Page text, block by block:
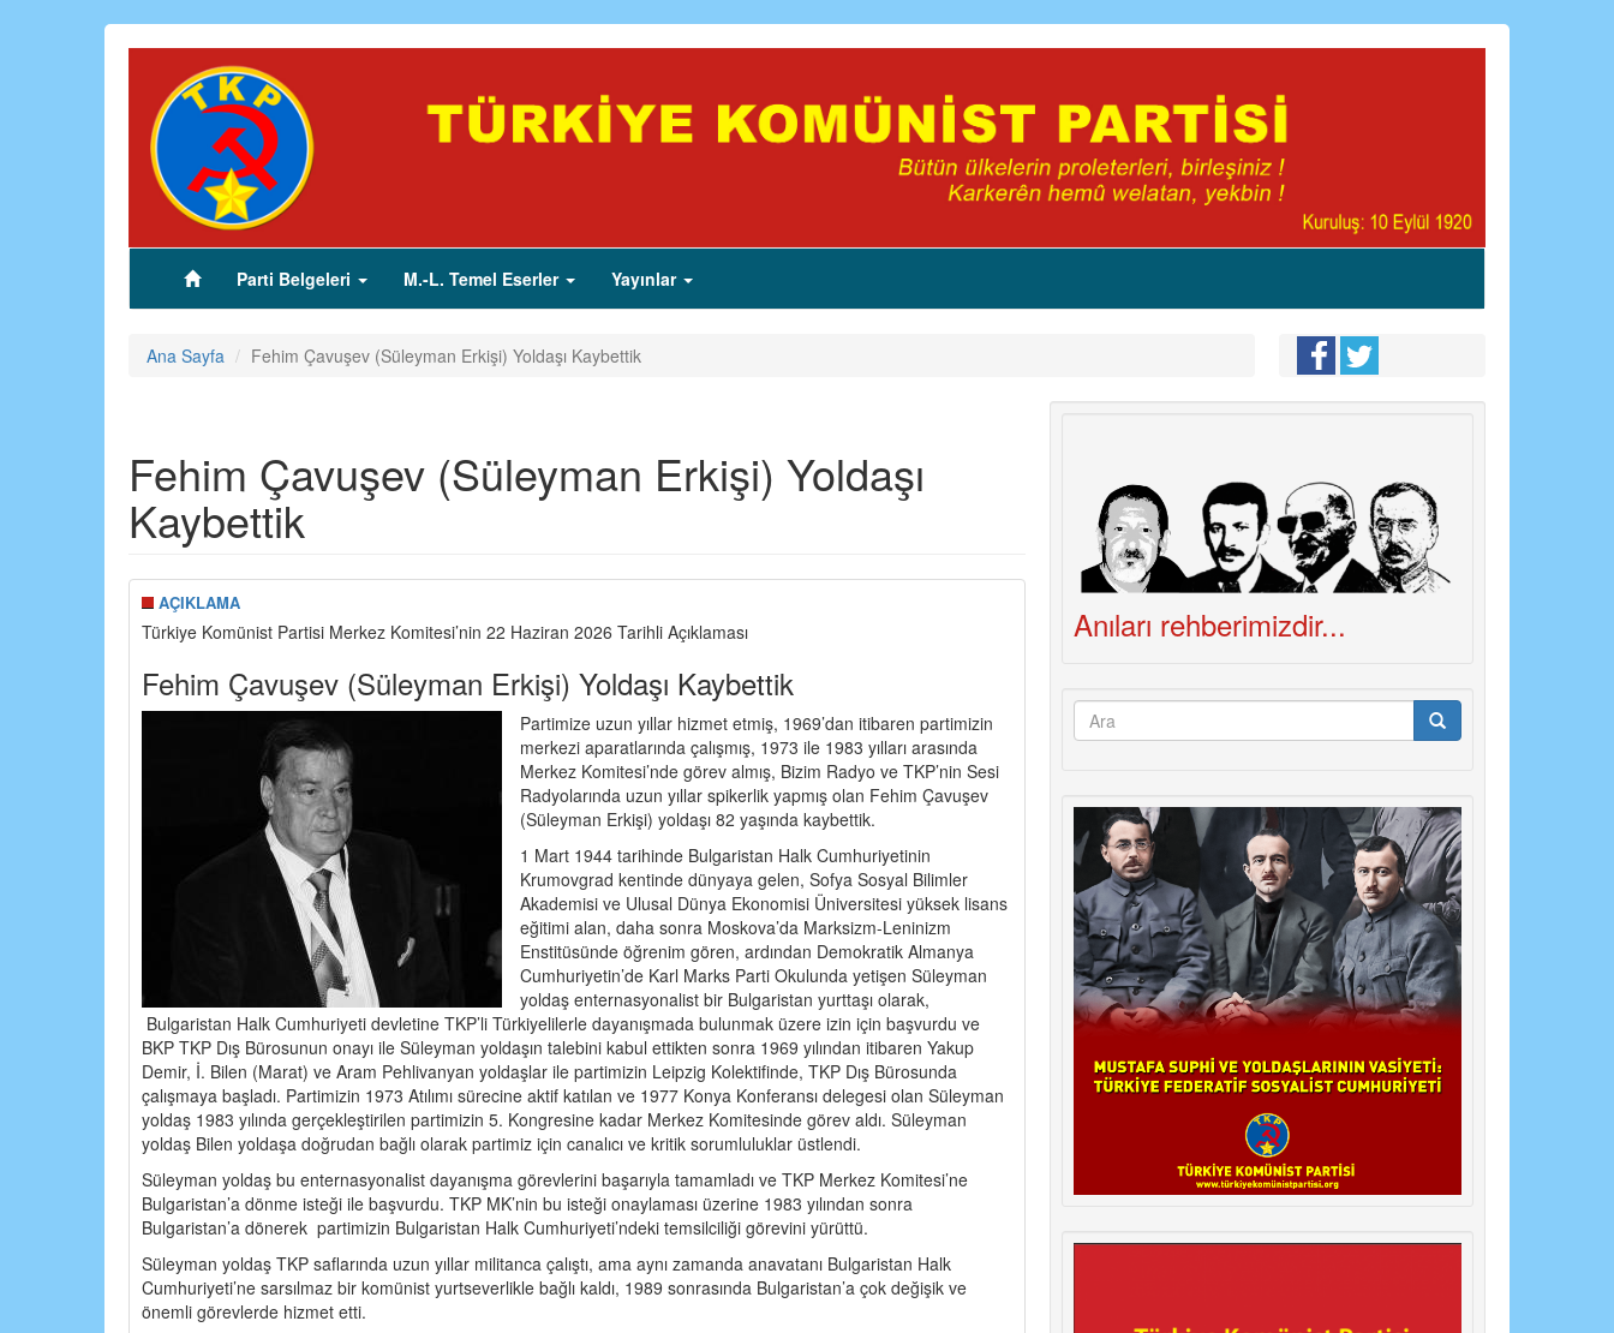
(current)Parti Belgeleri M.-L. Temel Eserler Yayınlar
Ana Sayfa Fehim Çavuşev (Süleyman Erkişi) Yoldaşı Kaybettik
Fehim Çavuşev (Süleyman Erkişi) Yoldaşı
Kaybettik
AÇIKLAMA
Türkiye Komünist Partisi Merkez Komitesi’nin 22 Haziran 2026 Tarihli Açıklaması
Fehim Çavuşev (Süleyman Erkişi) Yoldaşı Kaybettik
Partimize uzun yıllar hizmet etmiş, 1969’dan itibaren partimizin
merkezi aparatlarında çalışmış, 1973 ile 1983 yılları arasında
Merkez Komitesi’nde görev almış, Bizim Radyo ve TKP’nin Sesi
Radyolarında uzun yıllar spikerlik yapmış olan Fehim Çavuşev
(Süleyman Erkişi) yoldaşı 82 yaşında kaybettik.
1 Mart 1944 tarihinde Bulgaristan Halk Cumhuriyetinin
Krumovgrad kentinde dünyaya gelen, Sofya Sosyal Bilimler
Akademisi ve Ulusal Dünya Ekonomisi Üniversitesi yüksek lisans
eğitimi alan, daha sonra Moskova’da Marksizm-Leninizm
Enstitüsünde öğrenim gören, ardından Demokratik Almanya
Cumhuriyetin’de Karl Marks Parti Okulunda yetişen Süleyman
yoldaş enternasyonalist bir Bulgaristan yurttaşı olarak,
Bulgaristan Halk Cumhuriyeti devletine TKP’li Türkiyelilerle dayanışmada bulunmak üzere izin için başvurdu ve
BKP TKP Dış Bürosunun onayı ile Süleyman yoldaşın talebini kabul ettikten sonra 1969 yılından itibaren Yakup
Demir, İ. Bilen (Marat) ve Aram Pehlivanyan yoldaşlar ile partimizin Leipzig Kolektifinde, TKP Dış Bürosunda
çalışmaya başladı. Partimizin 1973 Atılımı sürecine aktif katılan ve 1977 Konya Konferansı delegesi olan Süleyman
yoldaş 1983 yılında gerçekleştirilen partimizin 5. Kongresine kadar Merkez Komitesinde görev aldı. Süleyman
yoldaş Bilen yoldaşa doğrudan bağlı olarak partimiz için canalıcı ve kritik sorumluluklar üstlendi.
Süleyman yoldaş bu enternasyonalist dayanışma görevlerini başarıyla tamamladı ve TKP Merkez Komitesi’ne
Bulgaristan’a dönme isteği ile başvurdu. TKP MK’nin bu isteği onaylaması üzerine 1983 yılından sonra
Bulgaristan’a dönerek partimizin Bulgaristan Halk Cumhuriyeti’ndeki temsilciliği görevini yürüttü.
Süleyman yoldaş TKP saflarında uzun yıllar militanca çalıştı, ama aynı zamanda anavatanı Bulgaristan Halk
Cumhuriyeti’ne sarsılmaz bir komünist yurtseverlikle bağlı kaldı, 1989 sonrasında Bulgaristan’a çok değişik ve
önemli görevlerde hizmet etti.
Anıları rehberimizdir...
Arama